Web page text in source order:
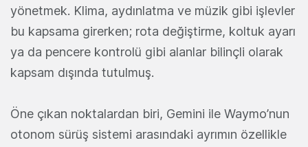
yönetmek. Klima, aydınlatma ve müzik gibi işlevler
bu kapsama girerken; rota değiştirme, koltuk ayarı
ya da pencere kontrolü gibi alanlar bilinçli olarak
kapsam dışında tutulmuş.
Öne çıkan noktalardan biri, Gemini ile Waymo’nun
otonom sürüş sistemi arasındaki ayrımın özellikle